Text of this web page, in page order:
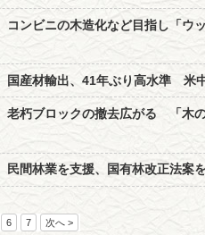
コンビニの木造化など目指し「ウ
国産材輸出、41年ぶり高水準 米
老朽ブロックの撤去広がる 「
民間林業を支援、国有林改正法案
6 7 次へ >